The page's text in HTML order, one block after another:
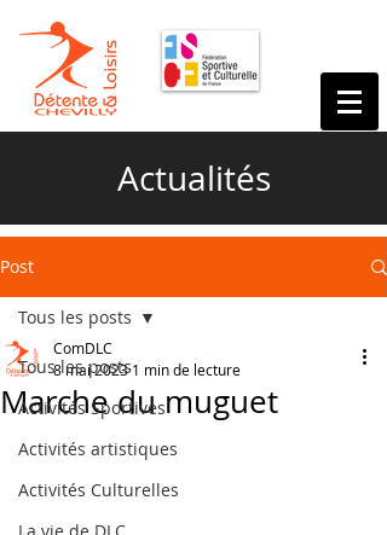
Actualités
Post
Tous les posts
Activités Sportives
Activités artistiques
Activités Culturelles
Tous les posts
Marche du muguet
ComDLC
8 mai 2023 1 min de lecture